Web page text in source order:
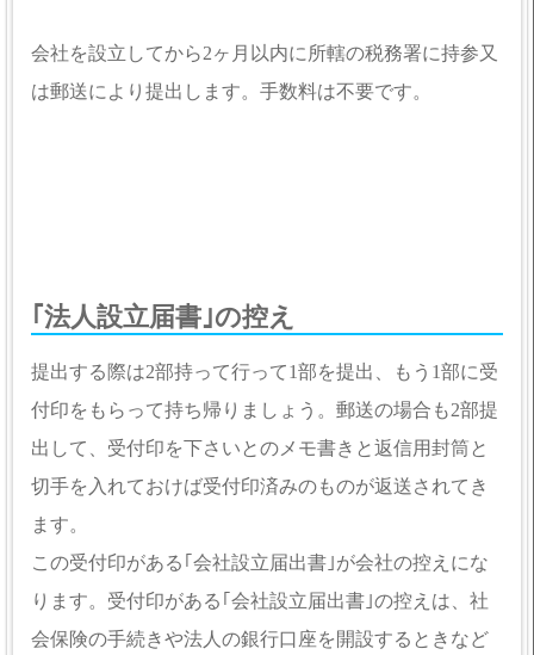
会社を設立してから2ヶ月以内に所轄の税務署に持参又
は郵送により提出します。手数料は不要です。
｢法人設立届書｣の控え
提出する際は2部持って行って1部を提出、もう1部に受
付印をもらって持ち帰りましょう。郵送の場合も2部提
出して、受付印を下さいとのメモ書きと返信用封筒と
切手を入れておけば受付印済みのものが返送されてき
ます。
この受付印がある｢会社設立届出書｣が会社の控えにな
ります。受付印がある｢会社設立届出書｣の控えは、社
会保険の手続きや法人の銀行口座を開設するときなど